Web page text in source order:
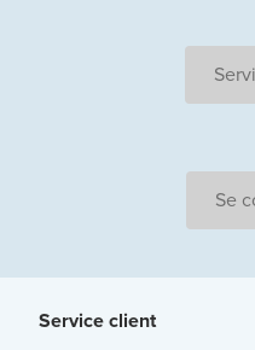
Se
Service client